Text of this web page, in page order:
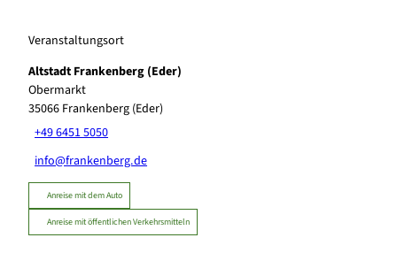
Veranstaltungsort
Altstadt Frankenberg (Eder)
Obermarkt
35066 Frankenberg (Eder)
+49 6451 5050
info@frankenberg.de
Anreise mit dem Auto
Anreise mit öffentlichen Verkehrsmitteln